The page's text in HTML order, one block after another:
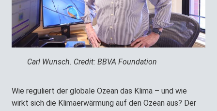
Carl Wunsch. Credit: BBVA Foundation
Wie reguliert der globale Ozean das Klima – und wie
wirkt sich die Klimaerwärmung auf den Ozean aus? Der